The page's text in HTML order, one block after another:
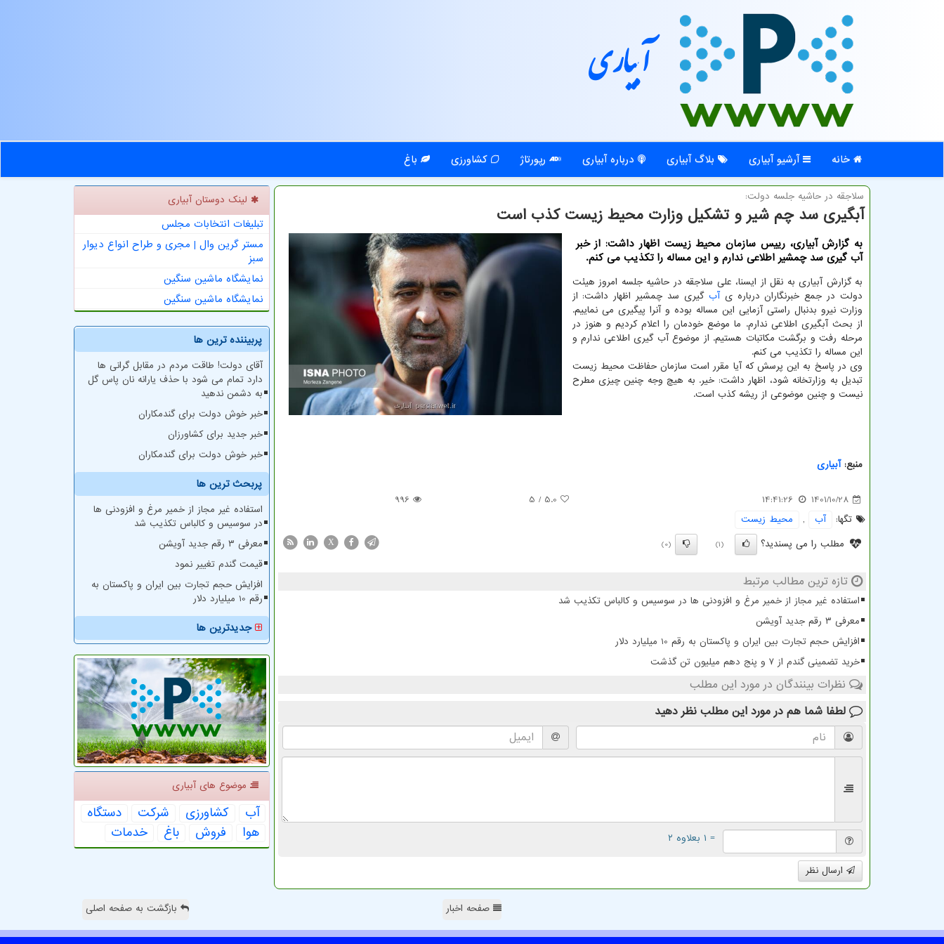
آبیاری
خانه آرشیو آبیاری بلاگ آبیاری درباره آبیاری رپورتاژ کشاورزی باغ
سلاجقه در حاشیه جلسه دولت:
آبگیری سد چم شیر و تشکیل وزارت محیط زیست کذب است
به گزارش آبیاری، رییس سازمان محیط زیست اظهار داشت: از خبر
آب گیری سد چمشیر اطلاعی ندارم و این مساله را تکذیب می کنم.
به گزارش آبیاری به نقل از ایسنا، علی سلاجقه در حاشیه جلسه امروز هیئت
دولت در جمع خبرنگاران درباره یآب گیری سد چمشیر اظهار داشت: از
وزارت نیرو بدنبال راستی آزمایی این مساله بوده و آنرا پیگیری می نماییم.
از بحث آبگیری اطلاعی ندارم. ما موضع خودمان را اعلام کردیم و هنوز در
مرحله رفت و برگشت مکاتبات هستیم. از موضوع آب گیری اطلاعی ندارم و
این مساله را تکذیب می کنم.
وی در پاسخ به این پرسش که آیا مقرر است سازمان حفاظت محیط زیست
تبدیل به وزارتخانه شود، اظهار داشت: خیر. به هیچ وجه چنین چیزی مطرح
نیست و چنین موضوعی از ریشه کذب است.
منبع:آبیاری
1401/10/28
14:41:26
5.0
/ 5
996
تگها:
آب ,
محیط زیست
مطلب را می پسندید؟
(1)
(0)
X
تازه ترین مطالب مرتبط
استفاده غیر مجاز از خمیر مرغ و افزودنی ها در سوسیس و کالباس تکذیب شد
معرفی ۳ رقم جدید آویشن
افزایش حجم تجارت بین ایران و پاکستان به رقم 10 میلیارد دلار
خرید تضمینی گندم از ۷ و پنج دهم میلیون تن گذشت
نظرات بینندگان در مورد این مطلب
لطفا شما هم در مورد این مطلب نظر دهید
= ۱ بعلاوه ۲
ارسال نظر
لینک دوستان آبیاری
تبلیغات انتخابات مجلس
مستر گرین وال | مجری و طراح انواع دیوار
سبز
نمایشگاه ماشین سنگین
نمایشگاه ماشین سنگین
پربیننده ترین ها
آقای دولت! طاقت مردم در مقابل گرانی ها
دارد تمام می شود با حذف یارانه نان پاس گل
به دشمن ندهید
خبر خوش دولت برای گندمکاران
خبر جدید برای کشاورزان
خبر خوش دولت برای گندمکاران
پربحث ترین ها
استفاده غیر مجاز از خمیر مرغ و افزودنی ها
در سوسیس و کالباس تکذیب شد
معرفی ۳ رقم جدید آویشن
قیمت گندم تغییر نمود
افزایش حجم تجارت بین ایران و پاکستان به
رقم 10 میلیارد دلار
جدیدترین ها
موضوع های آبیاری
آب كشاورزی شركت
دستگاه
هوا
فروش باغ خدمات
صفحه اخبار بازگشت به صفحه اصلی